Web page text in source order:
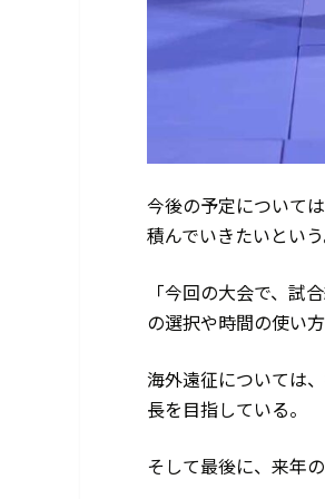
今後の予定について
積んでいきたいという
「今回の大会で、試
の選択や時間の使い
海外遠征については
長を目指している。
そして最後に、来年